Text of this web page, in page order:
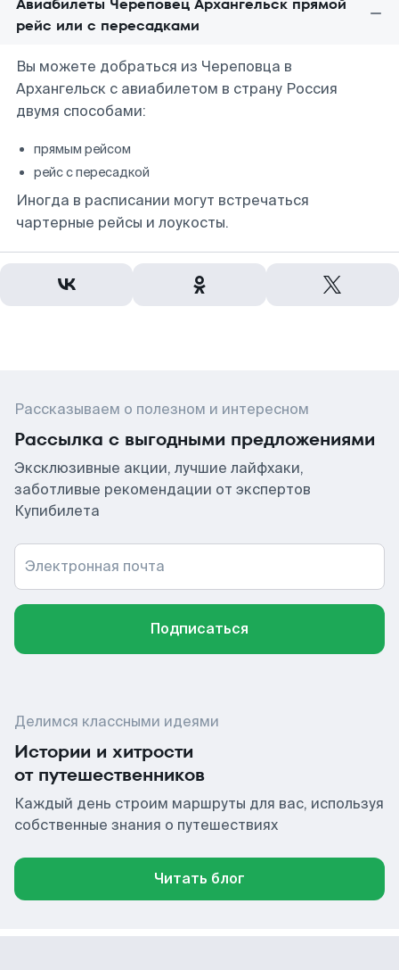
рейс или с пересадками
Вы можете добраться из Череповца в
Архангельск с авиабилетом в страну Россия
двумя способами:
прямым рейсом
рейс с пересадкой
Иногда в расписании могут встречаться
чартерные рейсы и лоукосты.
Рассказываем о полезном и интересном
Рассылка с выгодными предложениями
Эксклюзивные акции, лучшие лайфхаки,
заботливые рекомендации от экспертов
Купибилета
Электронная почта
Подписаться
Делимся классными идеями
Истории и хитрости
от путешественников
Каждый день строим маршруты для вас, используя
собственные знания о путешествиях
Читать блог